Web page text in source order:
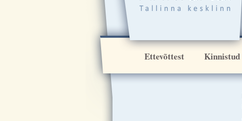
Ettevõttest Kinnistud